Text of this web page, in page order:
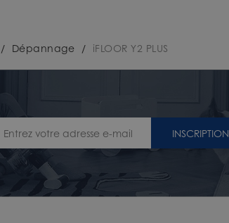
/ Dépannage / iFLOOR Y2 PLUS
INSCRIPTION